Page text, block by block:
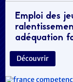
Emploi des
adéquation
Découvrir